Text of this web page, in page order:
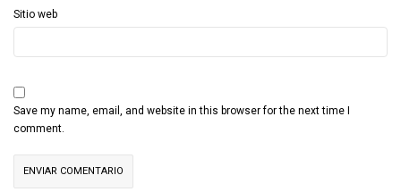
Sitio web
Save my name, email, and website in this browser for the next time I
comment.